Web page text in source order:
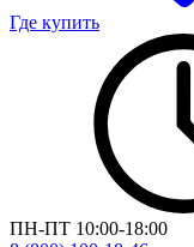
Где купить
ПН-ПТ 10:00-18:00